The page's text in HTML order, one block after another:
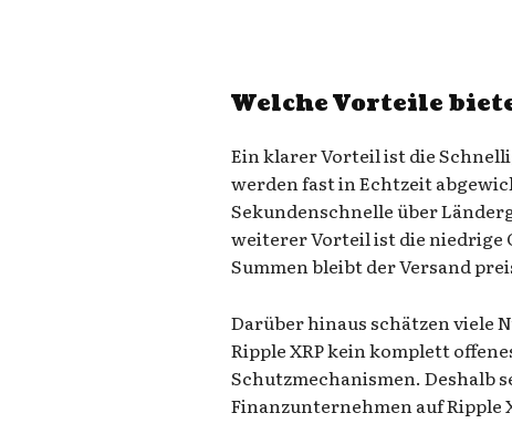
Welche Vorteile
Ein klarer Vorteil ist die
werden fast in Echtzeit
Sekundenschnelle über
weiterer Vorteil ist die niedrige
Summen bleibt der Versand
Darüber hinaus schätzen viele
Ripple XRP kein komplett
Schutzmechanismen. Deshalb
Finanzunternehmen auf Ripple